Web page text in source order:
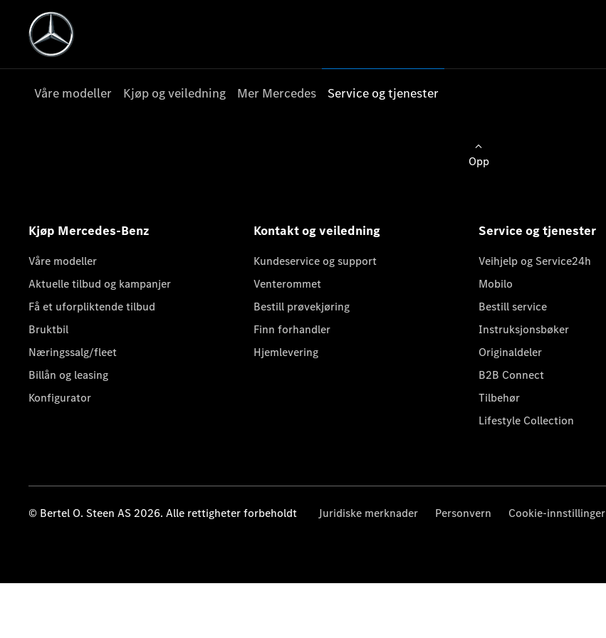
Våre modeller Kjøp og veiledning Mer Mercedes Service og tjenester
Opp
Kjøp Mercedes-Benz
Våre modeller
Aktuelle tilbud og kampanjer
Få et uforpliktende tilbud
Bruktbil
Næringssalg/fleet
Billån og leasing
Konfigurator
Kontakt og veiledning
Kundeservice og support
Venterommet
Bestill prøvekjøring
Finn forhandler
Hjemlevering
Service og tjenester
Veihjelp og Service24h
Mobilo
Bestill service
Instruksjonsbøker
Originaldeler
B2B Connect
Tilbehør
Lifestyle Collection
© Bertel O. Steen AS 2026. Alle rettigheter forbeholdt Juridiske merknader Personvern Cookie-innstillinger